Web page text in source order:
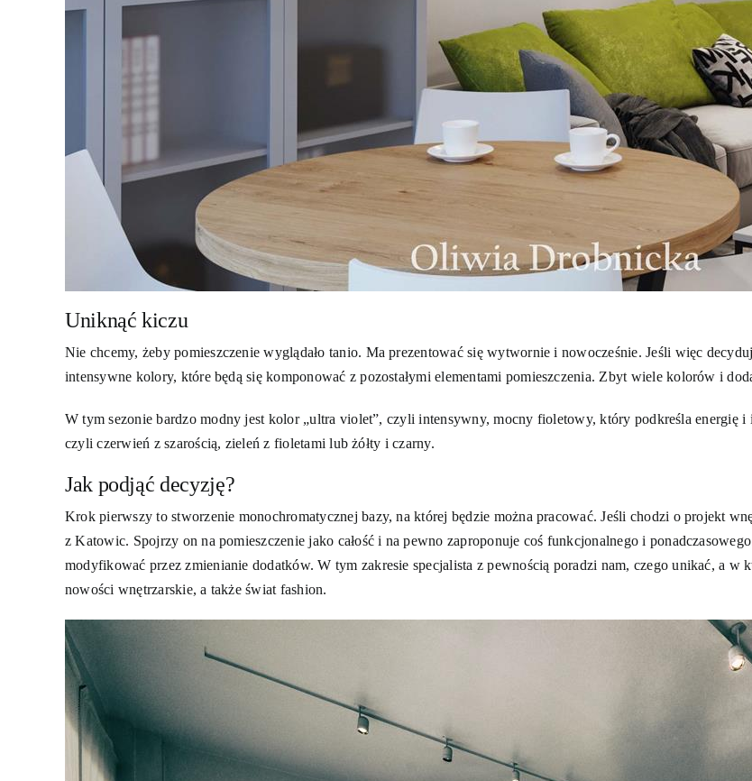
Uniknąć kiczu
Nie chcemy, żeby pomieszczenie wyglądało tanio. Ma prezentować się wytwornie i nowocześnie. Jeśli więc
intensywne kolory, które będą się komponować z pozostałymi elementami pomieszczenia. Zbyt wiele kolorów i
W tym sezonie bardzo modny jest kolor „ultra violet”, czyli intensywny, mocny fioletowy, który podkreśla energię
czyli czerwień z szarością, zieleń z fioletami lub żółty i czarny.
Jak podjąć decyzję?
Krok pierwszy to stworzenie monochromatycznej bazy, na której będzie można pracować. Jeśli chodzi o projekt
z Katowic. Spojrzy on na pomieszczenie jako całość i na pewno zaproponuje coś funkcjonalnego i
modyfikować przez zmienianie dodatków. W tym zakresie specjalista z pewnością poradzi nam, czego unikać, a
nowości wnętrzarskie, a także świat fashion.